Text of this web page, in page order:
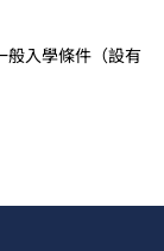
般入學條件（設有